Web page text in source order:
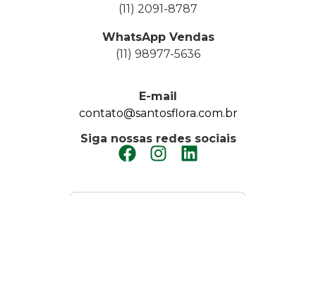
(11) 2091-8787
WhatsApp Vendas
(11) 98977-5636
E-mail
contato@santosflora.com.br
Siga nossas redes sociais